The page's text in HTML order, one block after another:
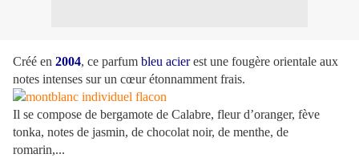
Créé en 2004, ce parfum bleu acierest une fougère orientale aux
notes intenses sur un cœur étonnamment frais.
Il se compose de bergamote de Calabre, fleur d’oranger, fève
tonka, notes de jasmin, de chocolat noir, de menthe, de
romarin,...